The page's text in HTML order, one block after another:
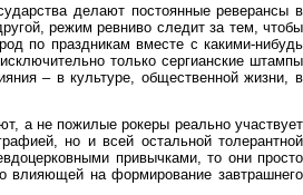
делают постоянные реверансы в
режим ревниво следит за тем, чтобы
по праздникам вместе с какими-нибудь
только сергианские штампы
– в культуре, общественной жизни, в
а не пожилые рокеры реально участвует
но и всей остальной толерантной
привычками, то они просто
влияющей на формирование завтрашнего